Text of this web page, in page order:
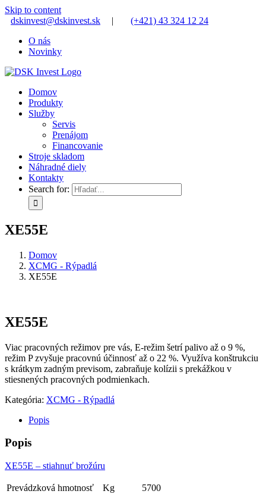
Skip to content
dskinvest@dskinvest.sk
|
(+421) 43 324 12 24
O nás
Novinky
Domov
Produkty
Služby
Servis
Prenájom
Financovanie
Stroje skladom
Náhradné diely
Kontakty
Search for:
XE55E
Domov
XCMG - Rýpadlá
XE55E
XE55E
Viac pracovných režimov pre vás, E-režim šetrí palivo až o 9 %,
režim P zvyšuje pracovnú účinnosť až o 22 %. Využíva konštrukciu
s krátkym zadným previsom, zabraňuje kolízii s prekážkou v
stiesnených pracovných podmienkach.
Kategória: XCMG - Rýpadlá
Popis
Popis
XE55E – stiahnuť brožúru
Prevádzková hmotnosť Kg
5700